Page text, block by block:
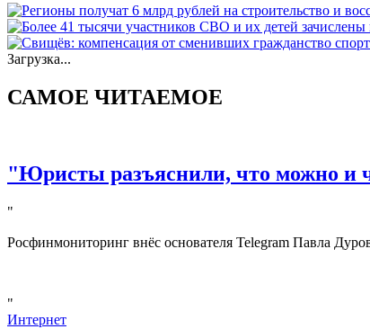
Загрузка...
САМОЕ ЧИТАЕМОЕ
"Юристы разъяснили, что можно и
"
Росфинмониторинг внёс основателя Telegram Павла
"
Интернет